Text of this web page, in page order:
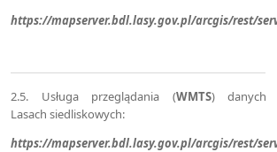
https://mapserver.bdl.lasy.gov.pl/arcgis/rest/
2.5. Usługa przeglądania (WMTS) danych
Lasach siedliskowych:
https://mapserver.bdl.lasy.gov.pl/arcgis/rest/